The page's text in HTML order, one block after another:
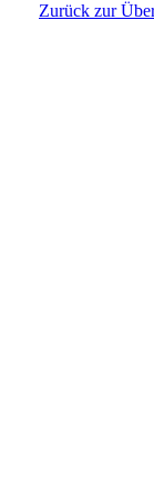
Zurück zur